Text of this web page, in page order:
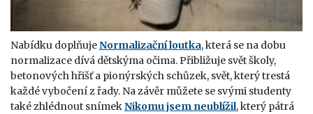
Nabídku doplňujeNormalizační loutka, která se na dobu
normalizace dívá dětskýma očima. Přibližuje svět školy,
betonových hřišť a pionýrských schůzek, svět, který trestá
každé vybočení z řady. Na závěr můžete se svými studenty
také zhlédnout snímekNikomu jsem neublížil, který pátrá